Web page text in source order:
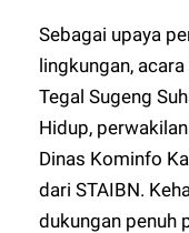
Sebagai upaya
lingkungan,
Tegal Sugeng
Hidup,
Dinas Kominfo
dari STAIBN.
dukungan penuh